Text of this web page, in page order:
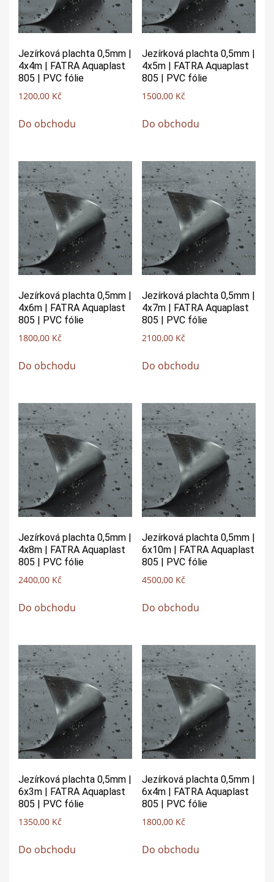
Jezírková plachta 0,5mm |
4x4m | FATRA Aquaplast
805 | PVC fólie
1200,00 Kč
Do obchodu
Jezírková plachta 0,5mm |
4x5m | FATRA Aquaplast
805 | PVC fólie
1500,00 Kč
Do obchodu
Jezírková plachta 0,5mm |
4x6m | FATRA Aquaplast
805 | PVC fólie
1800,00 Kč
Do obchodu
Jezírková plachta 0,5mm |
4x7m | FATRA Aquaplast
805 | PVC fólie
2100,00 Kč
Do obchodu
Jezírková plachta 0,5mm |
4x8m | FATRA Aquaplast
805 | PVC fólie
2400,00 Kč
Do obchodu
Jezírková plachta 0,5mm |
6x10m | FATRA Aquaplast
805 | PVC fólie
4500,00 Kč
Do obchodu
Jezírková plachta 0,5mm |
6x3m | FATRA Aquaplast
805 | PVC fólie
1350,00 Kč
Do obchodu
Jezírková plachta 0,5mm |
6x4m | FATRA Aquaplast
805 | PVC fólie
1800,00 Kč
Do obchodu